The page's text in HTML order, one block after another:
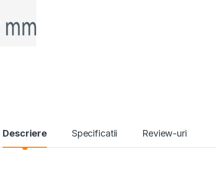
Descriere Specificatii Review-uri